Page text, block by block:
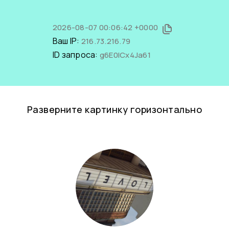
2026-08-07 00:06:42 +0000
Ваш IP: 216.73.216.79
ID запроса: g6E0ICx4Ja61
Разверните картинку горизонтально